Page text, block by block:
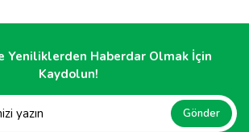
Yeniliklerden Haberdar Olmak İçin
Kaydolun!
Gönder